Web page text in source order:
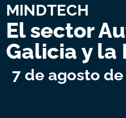
MINDTECH
El sector
Galicia y la
7 de agosto de